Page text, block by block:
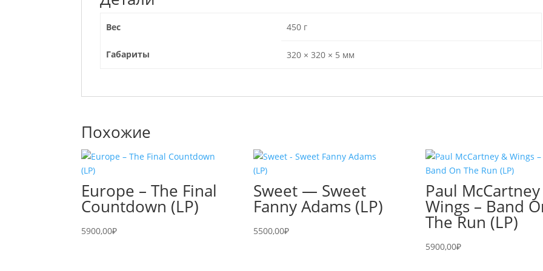
Вес 450 г
Габариты 320 × 320 × 5 мм
Похожие
Europe – The Final
Countdown (LP)
5900,00₽
Sweet — Sweet
Fanny Adams (LP)
5500,00₽
Paul
Wings – Band
The Run (LP)
5900,00₽